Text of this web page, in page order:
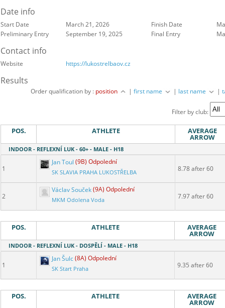
Date info
Start Date March 21, 2026 Finish Date
Preliminary Entry
September 19, 2025 Final Entry
Contact info
Website https://lukostrelbaov.cz
Results
Order qualification by : position |first name | last name |
Filter by club:
POS. ATHLETE AVERAGE
ARROW
INDOOR - REFLEXNÍ LUK - 60+ - MALE - H18
1
Jan Toul (9B) Odpolední
SK SLAVIA PRAHA LUKOSTŘELBA 8.78 after 60
2
Václav Souček(9A) Odpolední
MKM Odolena Voda 7.97 after 60
POS. ATHLETE AVERAGE
ARROW
INDOOR - REFLEXNÍ LUK - DOSPĚLÍ - MALE - H18
1
Jan Šulc(8A) Odpolední
SK Start Praha 9.35 after 60
POS. ATHLETE AVERAGE
ARROW